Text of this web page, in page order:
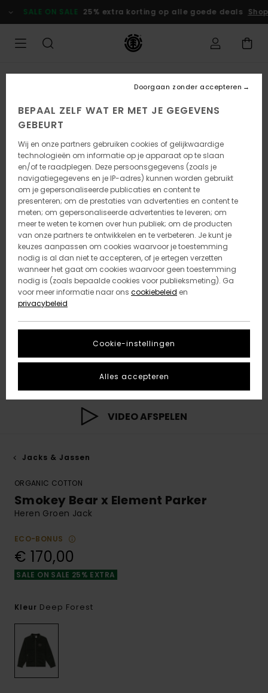
naar
Productinformatie
SALE ON SALE 25% extra korting op alle goede deals
VIDEO AFSPELEN
Jacks & Jassen
ORGANIC COTTON
Smokey Bear x Element Parker
Heren Groen Jack
ECO-BONUS
€ 170,00
SALE ON SALE 25% EXTRA
Kleur Deep Forest
BEPAAL ZELF WAT ER MET JE GEGEVENS
GEBEURT
Wij en onze partners gebruiken cookies of gelijkwaardige
technologieën om informatie op je apparaat op te slaan
en/of te raadplegen. Deze persoonsgegevens (zoals je
navigatiegegevens en je IP-adres) kunnen worden gebruikt
om je gepersonaliseerde publicaties en content te
presenteren; om de prestaties van advertenties en content te
meten; om gepersonaliseerde advertenties te leveren; om
meer te weten te komen over hun publiek; om de producten
van onze partners te ontwikkelen en te verbeteren. Je kunt je
keuzes aanpassen om cookies waarvoor je toestemming
nodig is al dan niet te accepteren, of je ertegen verzetten
wanneer het gaat om cookies waarvoor geen toestemming
nodig is (zoals bepaalde cookies voor publieksmeting). Ga
voor meer informatie naar ons cookiebeleid en
privacybeleid
Cookie-instellingen
Doorgaan zonder accepteren
Alles accepteren